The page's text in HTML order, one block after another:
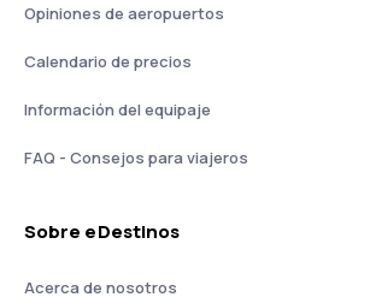
Opiniones de aeropuertos
Calendario de precios
Información del equipaje
FAQ - Consejos para viajeros
Sobre eDestinos
Acerca de nosotros